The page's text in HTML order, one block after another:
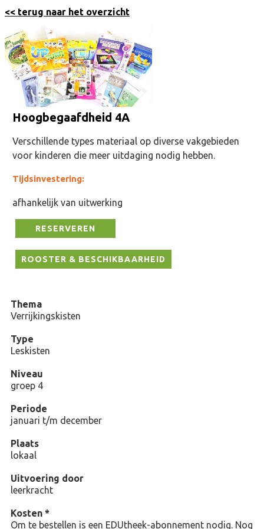
<< terug naar het overzicht
Hoogbegaafdheid 4A
Verschillende types materiaal op diverse vakgebieden
voor kinderen die meer uitdaging nodig hebben.
Tijdsinvestering:
afhankelijk van uitwerking
RESERVEREN
ROOSTER & BESCHIKBAARHEID
Thema
Verrijkingskisten
Type
Leskisten
Niveau
groep 4
Periode
januari t/m december
Plaats
lokaal
Uitvoering door
leerkracht
Kosten *
Om te bestellen is een EDUtheek-abonnement nodig. Nog